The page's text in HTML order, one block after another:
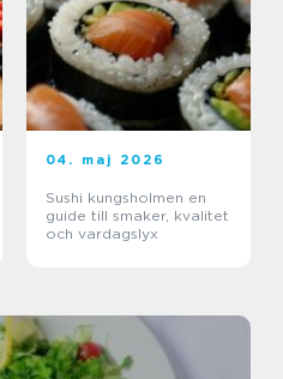
04. maj 2026
Sushi kungsholmen en
guide till smaker, kvalitet
och vardagslyx